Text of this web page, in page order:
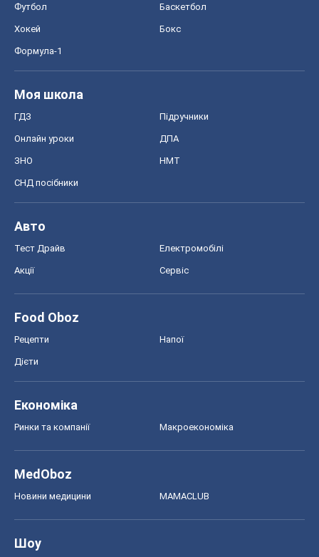
Футбол Баскетбол
Хокей Бокс
Формула-1
Моя школа
ГДЗ Підручники
Онлайн уроки ДПА
ЗНО НМТ
СНД посібники
Авто
Тест Драйв Електромобілі
Акції Сервіс
Food Oboz
Рецепти Напої
Дієти
Економіка
Ринки та компанії Макроекономіка
MedOboz
Новини медицини MAMACLUB
Шоу